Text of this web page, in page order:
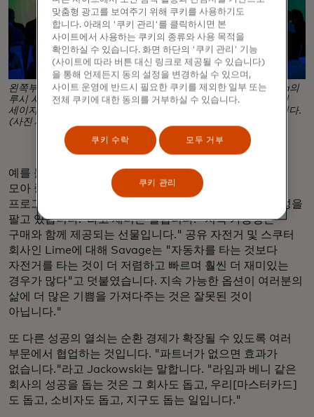
왼쪽부터 뉴욕에서 열린 기후 주간 솔루션 패널에 참석한 Futerra의
루시 시어, 베니의 케이트 새너, 라임의 앤드류 새비지, 퓨처라인의
세이지 레니어, 마스터카드의 엘렌 재코우스키가 토론하고 있습니다.
(사진 제공: Futerra)
예를 들어 Beni는 다양한 플랫폼에서 사용 가능한 옵션을
모아 중고 쇼핑을 간소화하는 웹 브라우저 확장
프로그램입니다. "저는 여러분에게 스타일을 팔고, 경제성을
팔고 있습니다."라고 새너는 말합니다. "지속 가능성은
구매와 함께 제공되는 선물입니다." 공유 자전거 및 스쿠터
회사인 Lime에 대해 Savage는 "자동차를 타는 것보다
자전거를 타는 것이 더 저렴하고 빠르며 훨씬 더 재미있는
경우가 많다"고 덧붙였습니다. 지속 가능한 옵션이 여러분의
삶에 더 많은 기쁨을 가져다주는 것은 잘못된 것이
아닙니다."
또 다른 성공의 열쇠는 순환 경제가 확장될 수 있도록 여러
부문에서 협업하는 것입니다. "파트너가 없으면 효과가
없습니다."라고 Jackowski는 말합니다. "라임과 베니 같은
회사의 성공을 돕는 것은 그 회사도 돕고, 우리[마스터카드]
도 돕고, 소비자도 돕고, 지구도 돕는 일입니다."
맞춤형 광고를 보여주기 위해 쿠키를 사용하기도
합니다. 아래의 '쿠키 관리'를 클릭하시면 본
사이트에서 사용하는 쿠키의 종류와 사용 목적을
확인하실 수 있습니다. 화면 하단의 '쿠키 관리' 기능
(사이트에 따라 버튼 대신 링크로 제공될 수 있습니다)
을 통해 언제든지 동의 설정을 변경하실 수 있으며,
사이트 운영에 반드시 필요한 쿠키를 제외한 일부 또는
전체 쿠키에 대한 동의를 거부하실 수 있습니다.
쿠키 수락 모두 거부
쿠키 관리